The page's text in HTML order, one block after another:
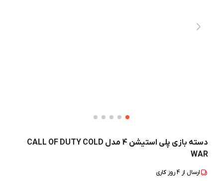
دسته بازی پلی استیشن 4 مدل CALL OF DUTY COLD
WAR
ارسال از 4روز کاری